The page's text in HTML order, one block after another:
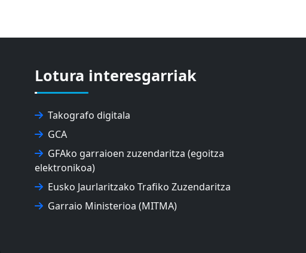
Lotura interesgarriak
Takografo digitala
GCA
GFAko garraioen zuzendaritza (egoitza
elektronikoa)
Eusko Jaurlaritzako Trafiko Zuzendaritza
Garraio Ministerioa (MITMA)